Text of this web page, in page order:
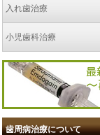
入れ歯治療
小児歯科治療
歯周病治療について